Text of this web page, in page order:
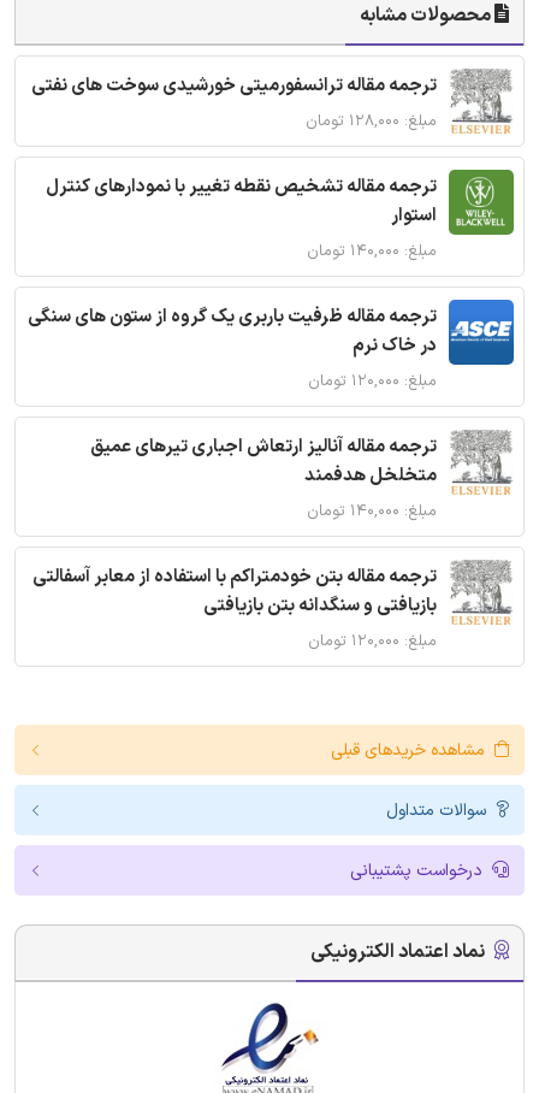
محصولات مشابه
ترجمه مقاله ترانسفورمیتی خورشیدی سوخت های نفتی
مبلغ: ۱۲۸,۰۰۰ تومان
ترجمه مقاله تشخیص نقطه تغییر با نمودارهای کنترل
استوار
مبلغ: ۱۴۰,۰۰۰ تومان
ترجمه مقاله ظرفیت باربری یک گروه از ستون های سنگی
در خاک نرم
مبلغ: ۱۲۰,۰۰۰ تومان
ترجمه مقاله آنالیز ارتعاش اجباری تیرهای عمیق
متخلخل هدفمند
مبلغ: ۱۴۰,۰۰۰ تومان
ترجمه مقاله بتن خودمتراکم با استفاده از معابر آسفالتی
بازیافتی و سنگدانه بتن بازیافتی
مبلغ: ۱۲۰,۰۰۰ تومان
مشاهده خریدهای قبلی
سوالات متداول
درخواست پشتیبانی
نماد اعتماد الکترونیکی